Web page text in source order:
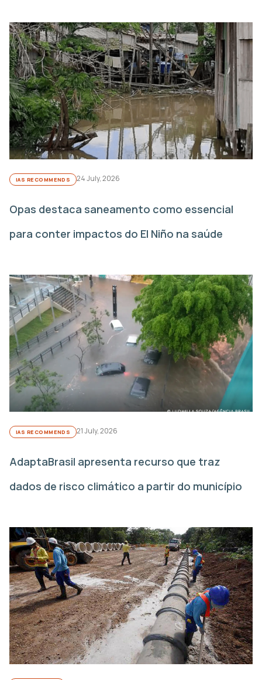
IAS RECOMMENDS 24 July, 2026
Opas destaca saneamento como essencial
para conter impactos do El Niño na saúde
IAS RECOMMENDS 21 July, 2026
AdaptaBrasil apresenta recurso que traz
dados de risco climático a partir do município